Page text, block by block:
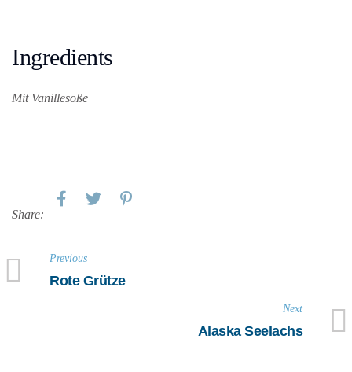
Ingredients
Mit Vanillesoße
Share:
Previous
Rote Grütze
Next
Alaska Seelachs